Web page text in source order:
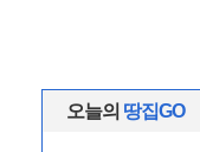
오늘의 땅집GO